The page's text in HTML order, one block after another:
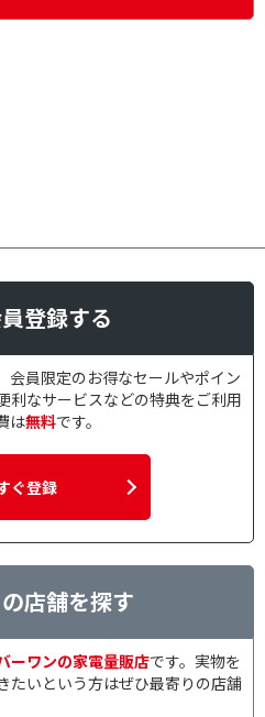
登録する
会員限定のお得なセールやポイン
利なサービスなどの特典をご利用
は無料です。
ぐ登録
店舗を探す
ーワンの家電量販店です。実物を
たいという方はぜひ最寄りの店舗